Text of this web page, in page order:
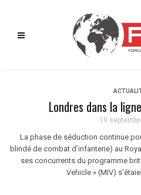
Londres dans la
19
La phase de séduction continue
blindé de combat d’infanterie) au
ses concurrents du programme
Vehicle » (MIV)